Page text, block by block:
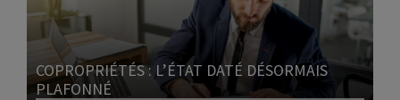
COPROPRIÉTÉS : L’ÉTAT DATÉ DÉSORMAIS
PLAFONNÉ